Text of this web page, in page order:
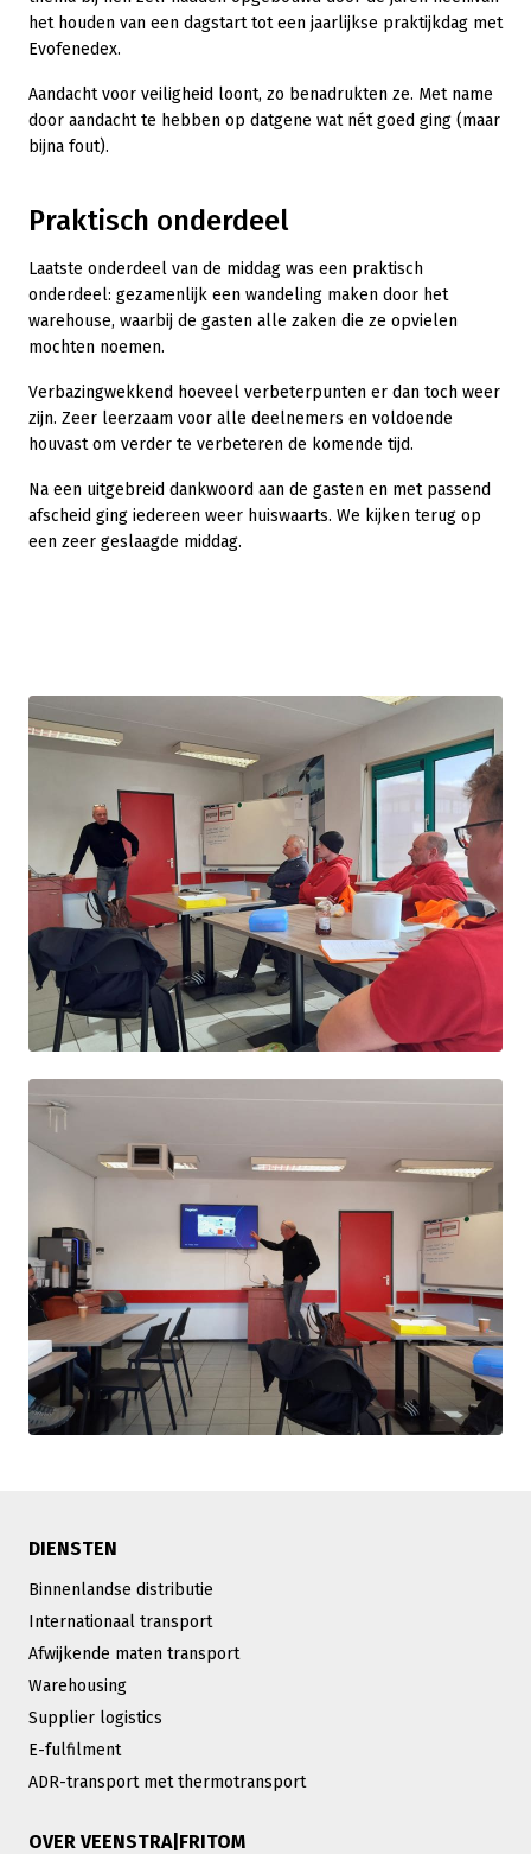
het houden van een dagstart tot een jaarlijkse praktijkdag met
Evofenedex.
Aandacht voor veiligheid loont, zo benadrukten ze. Met name
door aandacht te hebben op datgene wat nét goed ging (maar
bijna fout).
Praktisch onderdeel
Laatste onderdeel van de middag was een praktisch
onderdeel: gezamenlijk een wandeling maken door het
warehouse, waarbij de gasten alle zaken die ze opvielen
mochten noemen.
Verbazingwekkend hoeveel verbeterpunten er dan toch weer
zijn. Zeer leerzaam voor alle deelnemers en voldoende
houvast om verder te verbeteren de komende tijd.
Na een uitgebreid dankwoord aan de gasten en met passend
afscheid ging iedereen weer huiswaarts. We kijken terug op
een zeer geslaagde middag.
DIENSTEN
Binnenlandse distributie
Internationaal transport
Afwijkende maten transport
Warehousing
Supplier logistics
E-fulfilment
ADR-transport met thermotransport
OVER VEENSTRA|FRITOM